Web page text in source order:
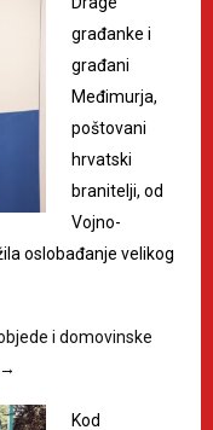
građanke i
građani
Međimurja,
poštovani
hrvatski
branitelji, od
Vojno-
oslobađanje velikog
i domovinske
→
Kod